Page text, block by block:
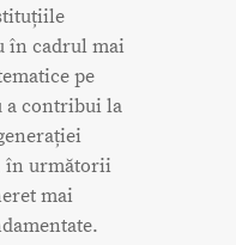
în cadrul mai
pe
a contribui la
în următorii
mai